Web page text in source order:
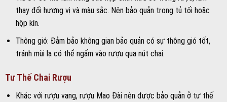
thay đổi hương vị và màu sắc. Nên bảo quản trong tủ tối hoặc
hộp kín.
Thông gió: Đảm bảo không gian bảo quản có sự thông gió tốt,
tránh mùi lạ có thể ngấm vào rượu qua nút chai.
Tư Thế Chai Rượu
Khác với rượu vang, rượu Mao Đài nên được bảo quản ở tư thế